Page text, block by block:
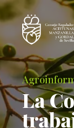
La